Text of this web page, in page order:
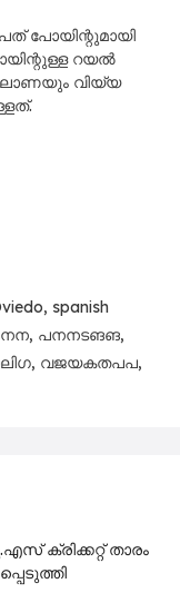
പോയിന്റുമായി
റയൽ
വിയ്യ
, spanish
, പനനടങങ,
, വജയകതപപ,
ക്രിക്കറ്റ് താരം